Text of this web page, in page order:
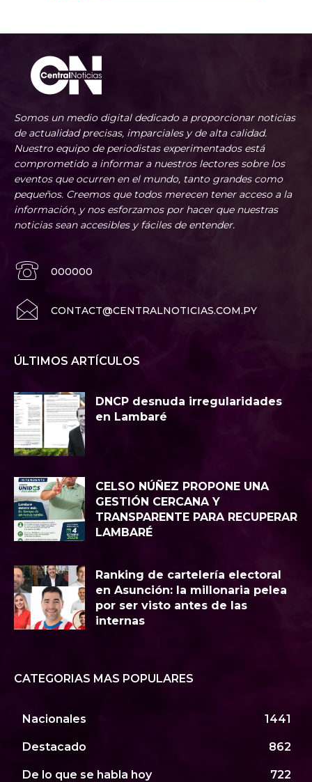
Somos un medio digital dedicado a proporcionar noticias
de actualidad precisas, imparciales y de alta calidad.
Nuestro equipo de periodistas experimentados está
comprometido a informar a nuestros lectores sobre los
eventos que ocurren en el mundo, tanto grandes como
pequeños. Creemos que todos merecen tener acceso a la
información, y nos esforzamos por hacer que nuestras
noticias sean accesibles y fáciles de entender.
000000
CONTACT@CENTRALNOTICIAS.COM.PY
ÚLTIMOS ARTÍCULOS
DNCP desnuda irregularidades
en Lambaré
CELSO NÚÑEZ PROPONE UNA
GESTIÓN CERCANA Y
TRANSPARENTE PARA RECUPERAR
LAMBARÉ
Ranking de cartelería electoral
en Asunción: la millonaria pelea
por ser visto antes de las
internas
CATEGORIAS MAS POPULARES
Nacionales 1441
Destacado 862
De lo que se habla hoy 722